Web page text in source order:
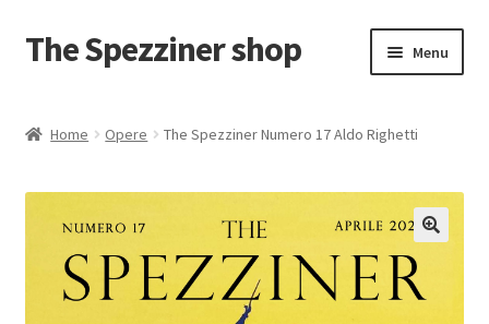
Vai
alla
Vai
al
The Spezziner shop Menu
Il mio account
Pagamento
Home Opere The Spezziner Numero 17 Aldo Righetti